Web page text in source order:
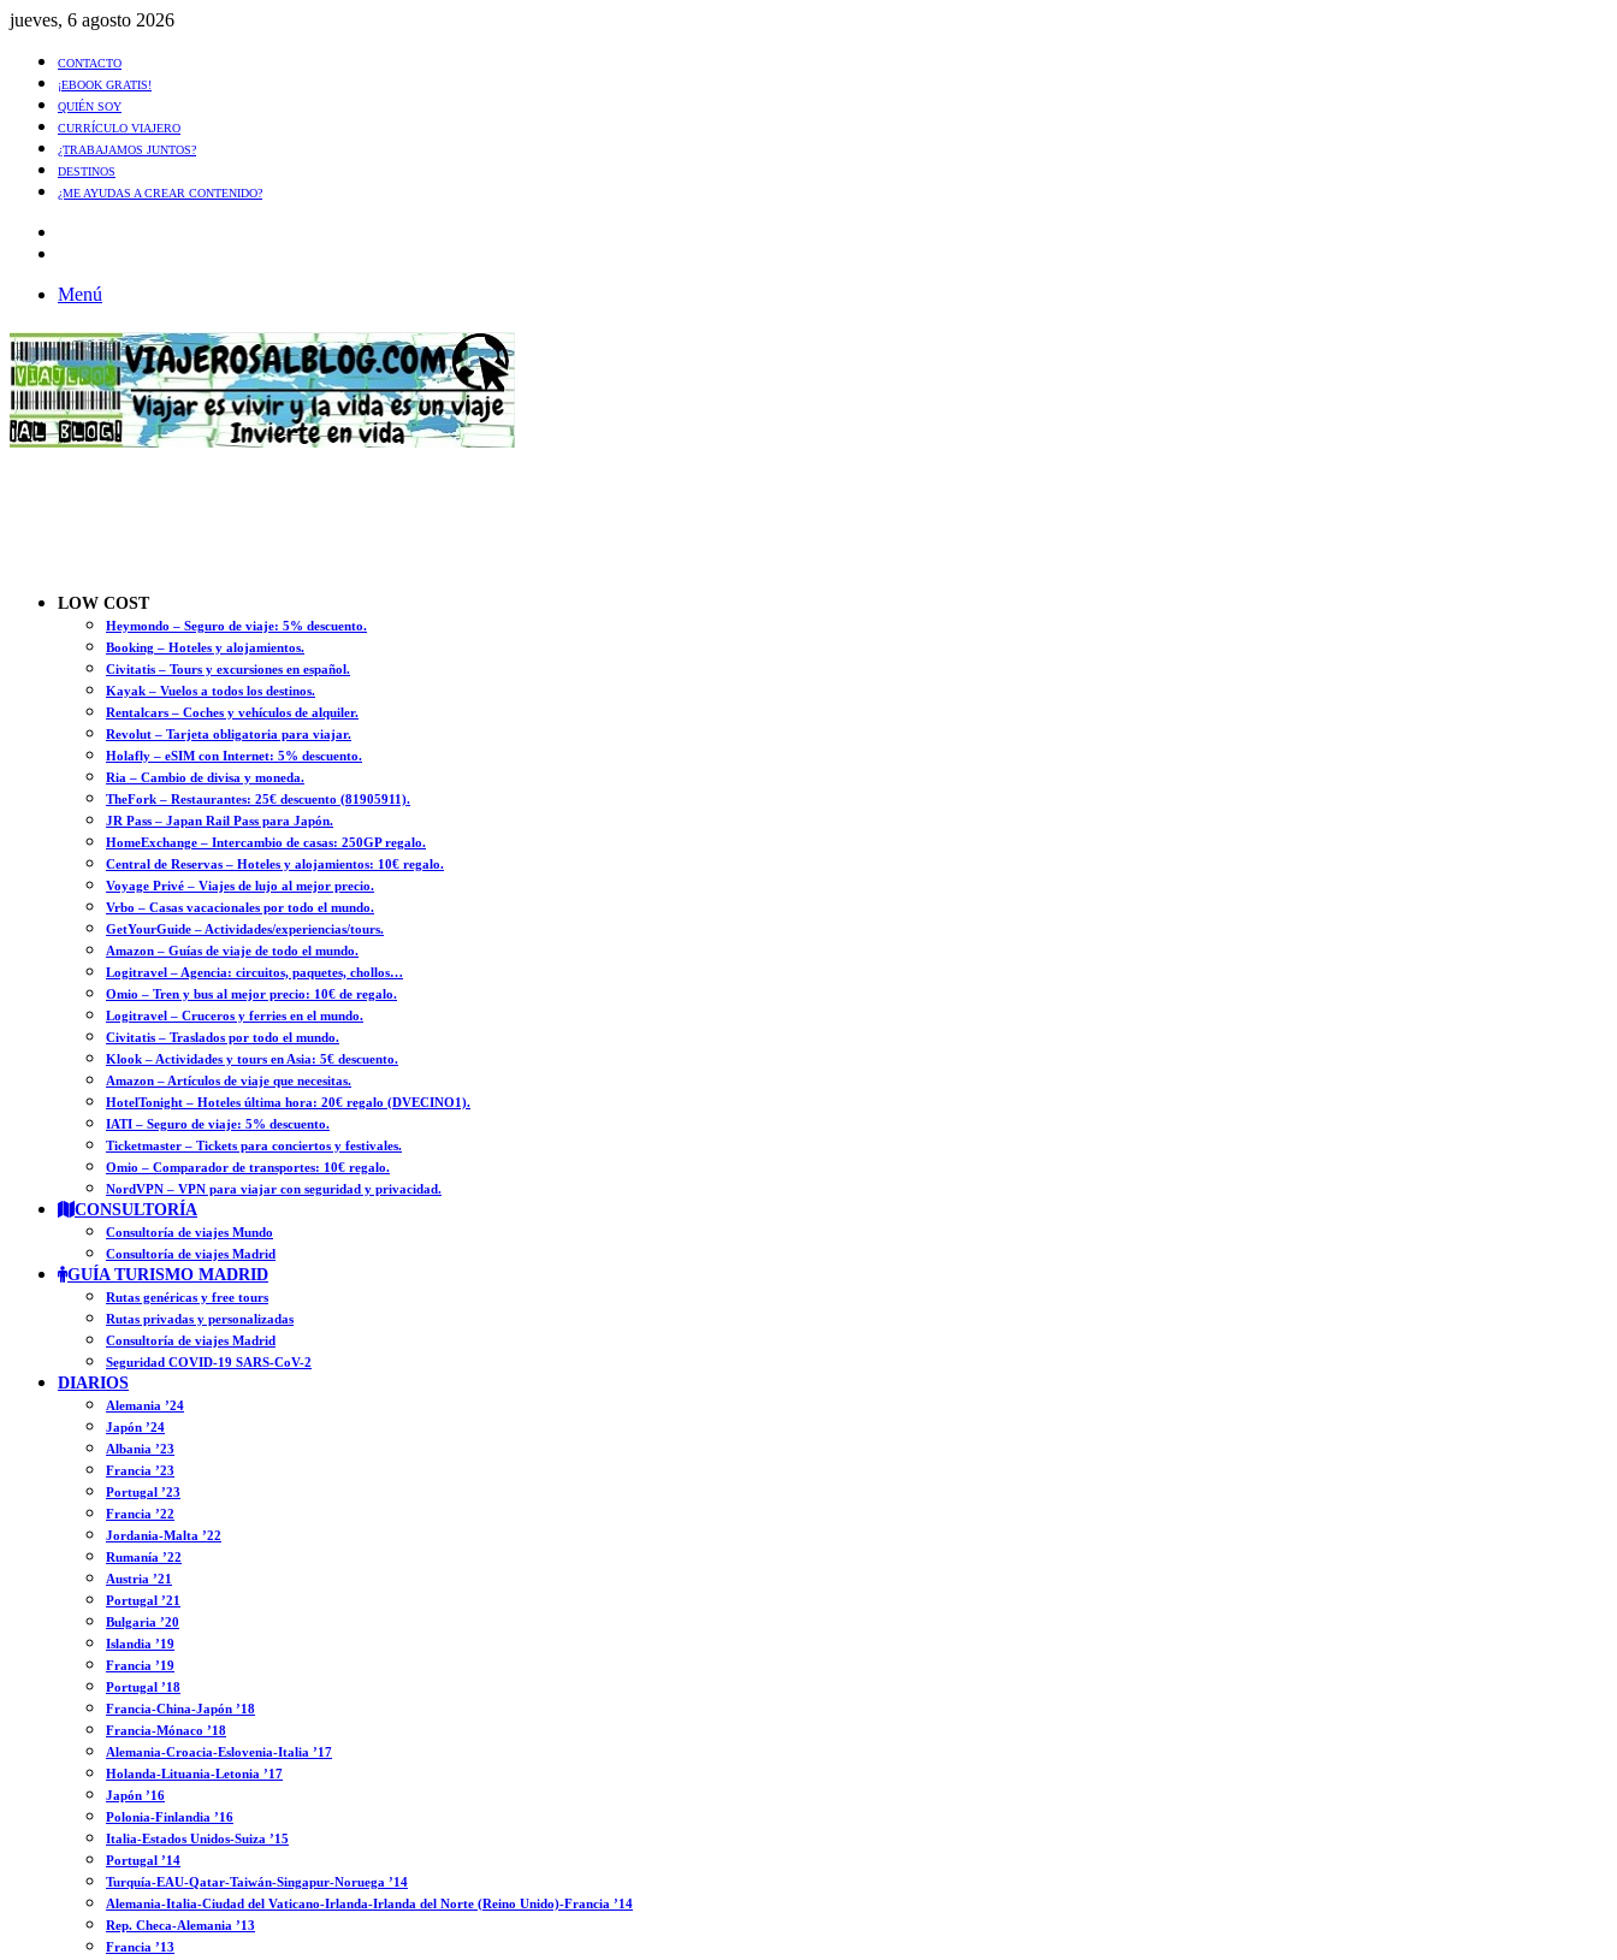
jueves, 6 agosto 2026
CONTACTO
¡EBOOK GRATIS!
QUIÉN SOY
CURRÍCULO VIAJERO
¿TRABAJAMOS JUNTOS?
DESTINOS
¿ME AYUDAS A CREAR CONTENIDO?
Menú
LOW COST
Heymondo – Seguro de viaje: 5% descuento.
Booking – Hoteles y alojamientos.
Civitatis – Tours y excursiones en español.
Kayak – Vuelos a todos los destinos.
Rentalcars – Coches y vehículos de alquiler.
Revolut – Tarjeta obligatoria para viajar.
Holafly – eSIM con Internet: 5% descuento.
Ria – Cambio de divisa y moneda.
TheFork – Restaurantes: 25€ descuento (81905911).
JR Pass – Japan Rail Pass para Japón.
HomeExchange – Intercambio de casas: 250GP regalo.
Central de Reservas – Hoteles y alojamientos: 10€ regalo.
Voyage Privé – Viajes de lujo al mejor precio.
Vrbo – Casas vacacionales por todo el mundo.
GetYourGuide – Actividades/experiencias/tours.
Amazon – Guías de viaje de todo el mundo.
Logitravel – Agencia: circuitos, paquetes, chollos…
Omio – Tren y bus al mejor precio: 10€ de regalo.
Logitravel – Cruceros y ferries en el mundo.
Civitatis – Traslados por todo el mundo.
Klook – Actividades y tours en Asia: 5€ descuento.
Amazon – Artículos de viaje que necesitas.
HotelTonight – Hoteles última hora: 20€ regalo (DVECINO1).
IATI – Seguro de viaje: 5% descuento.
Ticketmaster – Tickets para conciertos y festivales.
Omio – Comparador de transportes: 10€ regalo.
NordVPN – VPN para viajar con seguridad y privacidad.
CONSULTORÍA
Consultoría de viajes Mundo
Consultoría de viajes Madrid
GUÍA TURISMO MADRID
Rutas genéricas y free tours
Rutas privadas y personalizadas
Consultoría de viajes Madrid
Seguridad COVID-19 SARS-CoV-2
DIARIOS
Alemania ’24
Japón ’24
Albania ’23
Francia ’23
Portugal ’23
Francia ’22
Jordania-Malta ’22
Rumanía ’22
Austria ’21
Portugal ’21
Bulgaria ’20
Islandia ’19
Francia ’19
Portugal ’18
Francia-China-Japón ’18
Francia-Mónaco ’18
Alemania-Croacia-Eslovenia-Italia ’17
Holanda-Lituania-Letonia ’17
Japón ’16
Polonia-Finlandia ’16
Italia-Estados Unidos-Suiza ’15
Portugal ’14
Turquía-EAU-Qatar-Taiwán-Singapur-Noruega ’14
Alemania-Italia-Ciudad del Vaticano-Irlanda-Irlanda del Norte (Reino Unido)-Francia ’14
Rep. Checa-Alemania ’13
Francia ’13